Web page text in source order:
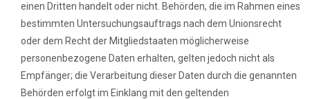
einen Dritten handelt oder nicht. Behörden, die im Rahmen eines
bestimmten Untersuchungsauftrags nach dem Unionsrecht
oder dem Recht der Mitgliedstaaten möglicherweise
personenbezogene Daten erhalten, gelten jedoch nicht als
Empfänger; die Verarbeitung dieser Daten durch die genannten
Behörden erfolgt im Einklang mit den geltenden